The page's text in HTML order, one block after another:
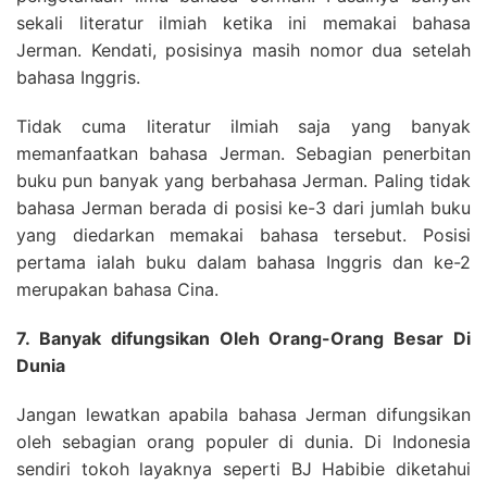
sekali literatur ilmiah ketika ini memakai bahasa
Jerman. Kendati, posisinya masih nomor dua setelah
bahasa Inggris.
Tidak cuma literatur ilmiah saja yang banyak
memanfaatkan bahasa Jerman. Sebagian penerbitan
buku pun banyak yang berbahasa Jerman. Paling tidak
bahasa Jerman berada di posisi ke-3 dari jumlah buku
yang diedarkan memakai bahasa tersebut. Posisi
pertama ialah buku dalam bahasa Inggris dan ke-2
merupakan bahasa Cina.
7. Banyak difungsikan Oleh Orang-Orang Besar Di
Dunia
Jangan lewatkan apabila bahasa Jerman difungsikan
oleh sebagian orang populer di dunia. Di Indonesia
sendiri tokoh layaknya seperti BJ Habibie diketahui